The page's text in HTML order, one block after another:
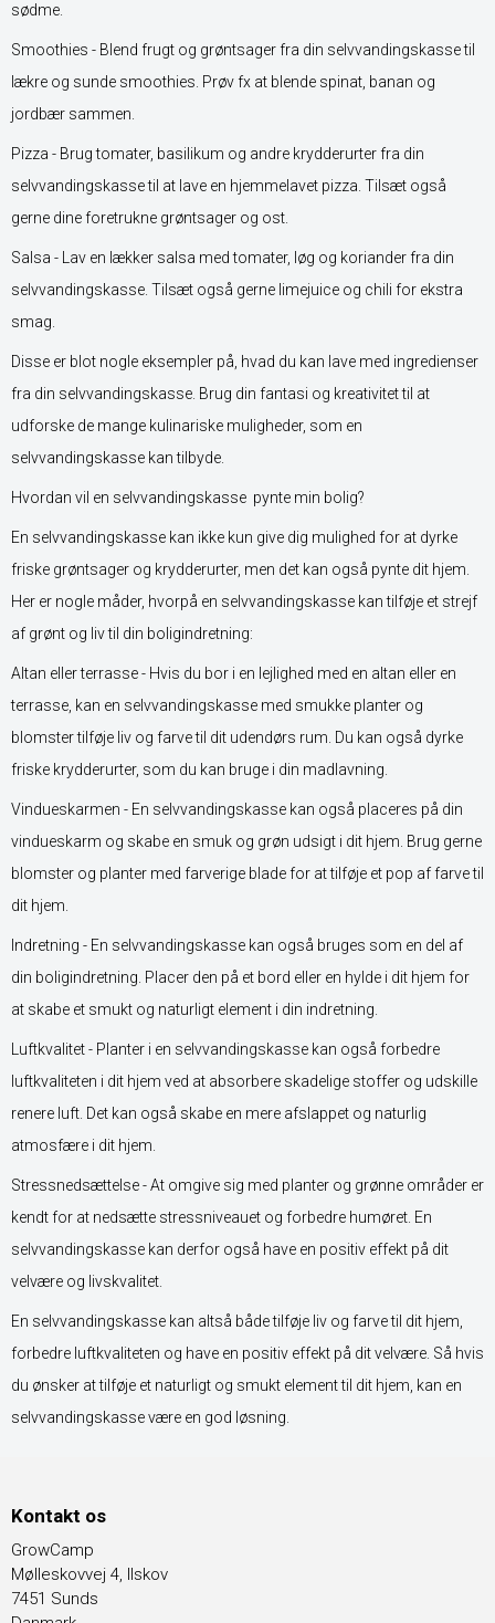
sødme.
Smoothies - Blend frugt og grøntsager fra din selvvandingskasse til
lækre og sunde smoothies. Prøv fx at blende spinat, banan og
jordbær sammen.
Pizza - Brug tomater, basilikum og andre krydderurter fra din
selvvandingskasse til at lave en hjemmelavet pizza. Tilsæt også
gerne dine foretrukne grøntsager og ost.
Salsa - Lav en lækker salsa med tomater, løg og koriander fra din
selvvandingskasse. Tilsæt også gerne limejuice og chili for ekstra
smag.
Disse er blot nogle eksempler på, hvad du kan lave med ingredienser
fra din selvvandingskasse. Brug din fantasi og kreativitet til at
udforske de mange kulinariske muligheder, som en
selvvandingskasse kan tilbyde.
Hvordan vil en selvvandingskasse pynte min bolig?
En selvvandingskasse kan ikke kun give dig mulighed for at dyrke
friske grøntsager og krydderurter, men det kan også pynte dit hjem.
Her er nogle måder, hvorpå en selvvandingskasse kan tilføje et strejf
af grønt og liv til din boligindretning:
Altan eller terrasse - Hvis du bor i en lejlighed med en altan eller en
terrasse, kan en selvvandingskasse med smukke planter og
blomster tilføje liv og farve til dit udendørs rum. Du kan også dyrke
friske krydderurter, som du kan bruge i din madlavning.
Vindueskarmen - En selvvandingskasse kan også placeres på din
vindueskarm og skabe en smuk og grøn udsigt i dit hjem. Brug gerne
blomster og planter med farverige blade for at tilføje et pop af farve til
dit hjem.
Indretning - En selvvandingskasse kan også bruges som en del af
din boligindretning. Placer den på et bord eller en hylde i dit hjem for
at skabe et smukt og naturligt element i din indretning.
Luftkvalitet - Planter i en selvvandingskasse kan også forbedre
luftkvaliteten i dit hjem ved at absorbere skadelige stoffer og udskille
renere luft. Det kan også skabe en mere afslappet og naturlig
atmosfære i dit hjem.
Stressnedsættelse - At omgive sig med planter og grønne områder er
kendt for at nedsætte stressniveauet og forbedre humøret. En
selvvandingskasse kan derfor også have en positiv effekt på dit
velvære og livskvalitet.
En selvvandingskasse kan altså både tilføje liv og farve til dit hjem,
forbedre luftkvaliteten og have en positiv effekt på dit velvære. Så hvis
du ønsker at tilføje et naturligt og smukt element til dit hjem, kan en
selvvandingskasse være en god løsning.
Kontakt os
GrowCamp
Mølleskovvej 4, Ilskov
7451 Sunds